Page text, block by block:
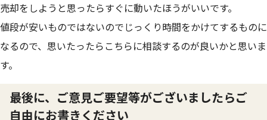
売却をしようと思ったらすぐに動いたほうがいいです。
値段が安いものではないのでじっくり時間をかけてするものに
なるので、思いたったらこちらに相談するのが良いかと思いま
す。
最後に、ご意見ご要望等がございましたらご
自由にお書きください